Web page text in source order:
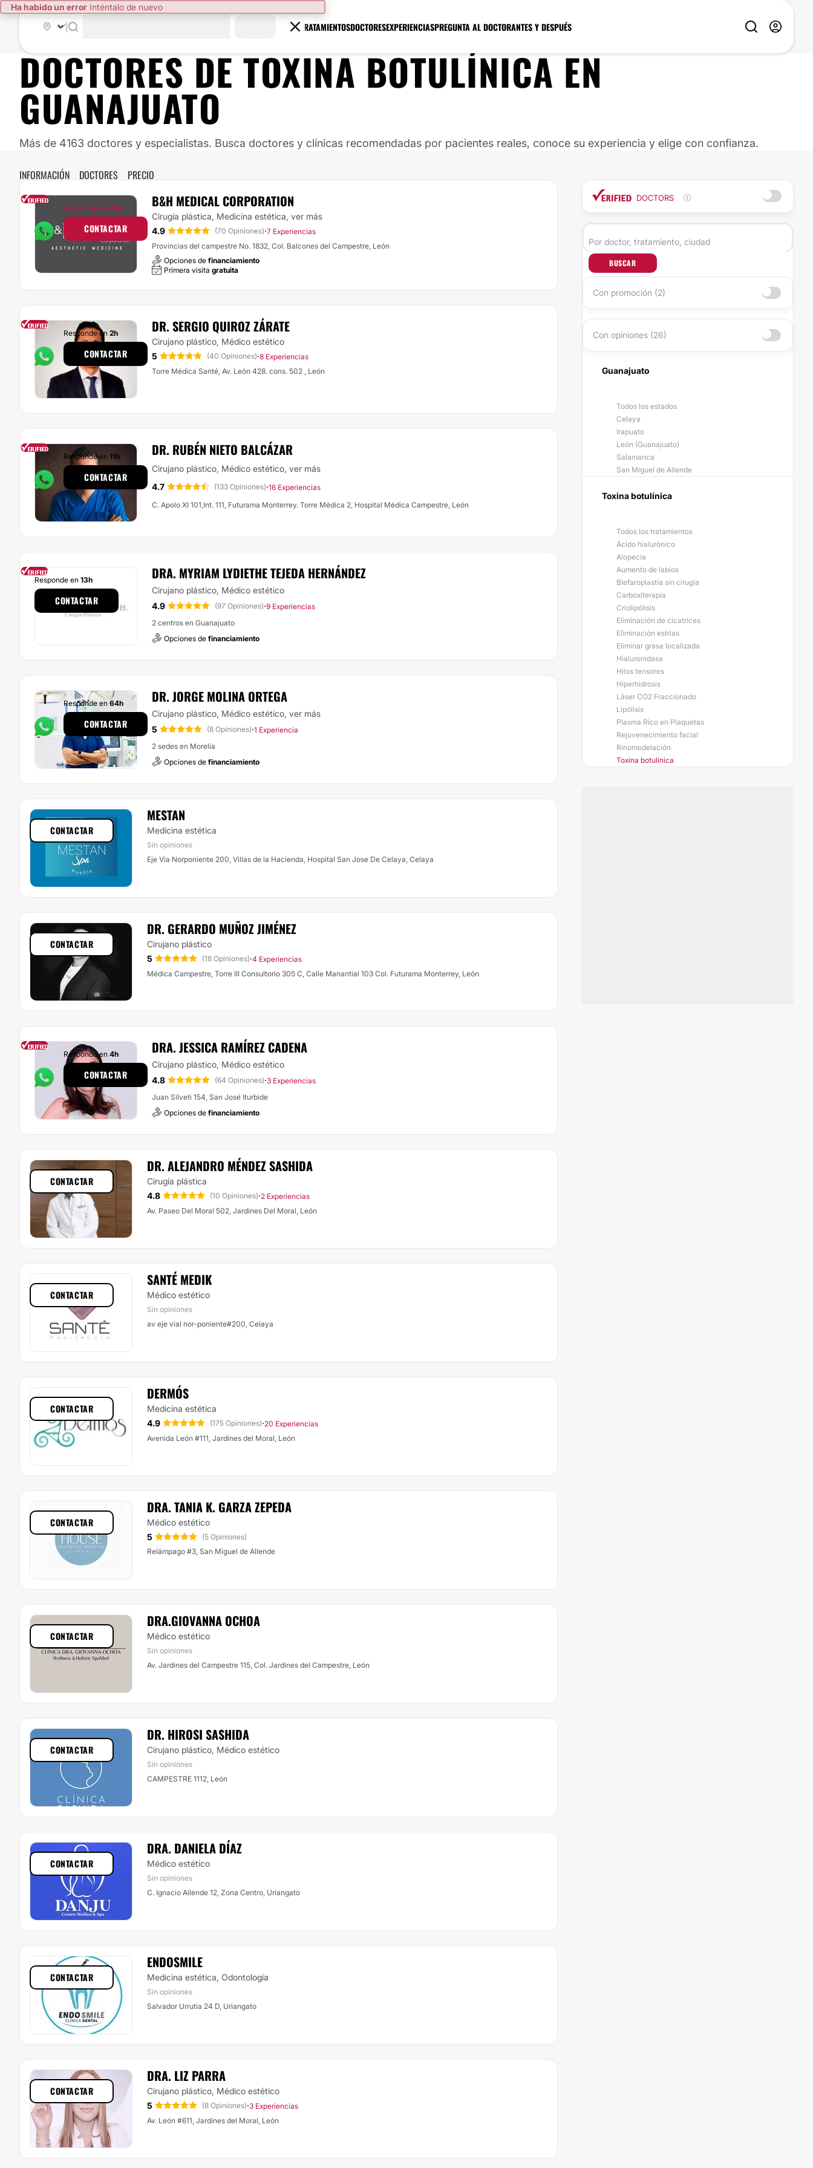
Ha habido un error Inténtalo de nuevo
TRATAMIENTOSDOCTORESEXPERIENCIASPREGUNTA AL DOCTORANTES Y DESPUÉS
DOCTORES DETOXINA BOTULÍNICAEN
GUANAJUATO
Más de 4163 doctores y especialistas. Busca doctores y clínicas recomendadas por pacientes reales, conoce su experiencia y elige con confianza.
INFORMACIÓN DOCTORES PRECIO
B&H MEDICAL CORPORATION
Cirugía plástica, Medicina estética, ver más
4.9
(70 Opiniones)·7 Experiencias
Provincias del campestre No. 1832, Col. Balcones del Campestre, León
Opciones de financiamiento
Primera visita gratuita
Responde en 46h
CONTACTAR
DR. SERGIO QUIROZ ZÁRATE
Cirujano plástico, Médico estético
5
(40 Opiniones)·8 Experiencias
Torre Médica Santé, Av. León 428. cons. 502 , León
Responde en 2h
CONTACTAR
DR. RUBÉN NIETO BALCÁZAR
Cirujano plástico, Médico estético, ver más
4.7
(133 Opiniones)·16 Experiencias
C. Apolo XI 101,Int. 111, Futurama Monterrey. Torre Médica 2, Hospital Médica Campestre, León
Responde en 11h
CONTACTAR
DRA. MYRIAM LYDIETHE TEJEDA HERNÁNDEZ
Cirujano plástico, Médico estético
4.9
(97 Opiniones)·9 Experiencias
2 centros en Guanajuato
Opciones de financiamiento
Responde en 13h
CONTACTAR
DR. JORGE MOLINA ORTEGA
Cirujano plástico, Médico estético, ver más
5
(8 Opiniones)·1 Experiencia
2 sedes en Morelia
Opciones de financiamiento
Responde en 64h
CONTACTAR
MESTAN
Medicina estética
Sin opiniones
Eje Via Norponiente 200, Villas de la Hacienda, Hospital San Jose De Celaya, Celaya
CONTACTAR
DR. GERARDO MUÑOZ JIMÉNEZ
Cirujano plástico
5
(18 Opiniones)·4 Experiencias
Médica Campestre, Torre III Consultorio 305 C, Calle Manantial 103 Col. Futurama Monterrey, León
CONTACTAR
DRA. JESSICA RAMÍREZ CADENA
Cirujano plástico, Médico estético
4.8
(64 Opiniones)·3 Experiencias
Juan Silveti 154, San José Iturbide
Opciones de financiamiento
Responde en 4h
CONTACTAR
DR. ALEJANDRO MÉNDEZ SASHIDA
Cirugía plástica
4.8
(10 Opiniones)·2 Experiencias
Av. Paseo Del Moral 502, Jardines Del Moral, León
CONTACTAR
SANTÉ MEDIK
Médico estético
Sin opiniones
av eje vial nor-poniente#200, Celaya
CONTACTAR
DERMÓS
Medicina estética
4.9
(175 Opiniones)·20 Experiencias
Avenida León #111, Jardines del Moral, León
CONTACTAR
DRA. TANIA K. GARZA ZEPEDA
Médico estético
5
(5 Opiniones)
Relámpago #3, San Miguel de Allende
CONTACTAR
DRA.GIOVANNA OCHOA
Médico estético
Sin opiniones
Av. Jardines del Campestre 115, Col. Jardines del Campestre, León
CONTACTAR
DR. HIROSI SASHIDA
Cirujano plástico, Médico estético
Sin opiniones
CAMPESTRE 1112, León
CONTACTAR
DRA. DANIELA DÍAZ
Médico estético
Sin opiniones
C. Ignacio Allende 12, Zona Centro, Uriangato
CONTACTAR
ENDOSMILE
Medicina estética, Odontología
Sin opiniones
Salvador Urrutia 24 D, Uriangato
CONTACTAR
DRA. LIZ PARRA
Cirujano plástico, Médico estético
5
(8 Opiniones)·3 Experiencias
Av. León #611, Jardines del Moral, León
CONTACTAR
DOCTORS
BUSCAR
Con promoción (2)
Con opiniones (26)
Guanajuato
Todos los estados
Celaya
Irapuato
León (Guanajuato)
Salamanca
San Miguel de Allende
Toxina botulínica
Todos los tratamientos
Ácido hialurónico
Alopecia
Aumento de labios
Blefaroplastia sin cirugía
Carboxiterapia
Criolipólisis
Eliminación de cicatrices
Eliminación estrías
Eliminar grasa localizada
Hialuronidasa
Hilos tensores
Hiperhidrosis
Láser CO2 Fraccionado
Lipólisis
Plasma Rico en Plaquetas
Rejuvenecimiento facial
Rinomodelación
Toxina botulínica